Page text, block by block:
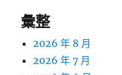
彙整
2026 年 8 月
2026 年 7 月